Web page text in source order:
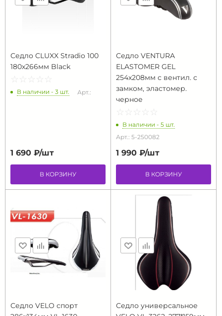
Седло CLUXX Stradio 100
180х266мм Black
☆ ☆ ☆ ☆ ☆
★ ★ ★ ★ ★
В наличии - 3 шт. Арт.:
1 690 ₽/шт
В КОРЗИНУ
Седло VENTURA
ELASTOMER GEL
254х208мм с вентил. с
замком, эластомер.
черное
☆ ☆ ☆ ☆ ☆
★ ★ ★ ★ ★
В наличии - 5 шт.
Арт.: 5-250082
1 990 ₽/шт
В КОРЗИНУ
Седло VELO спорт
Седло универсальное